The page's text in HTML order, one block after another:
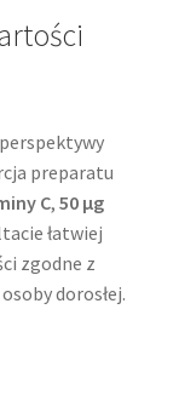
preparatu
C, 50 µg
łatwiej
zgodne z
dorosłej.